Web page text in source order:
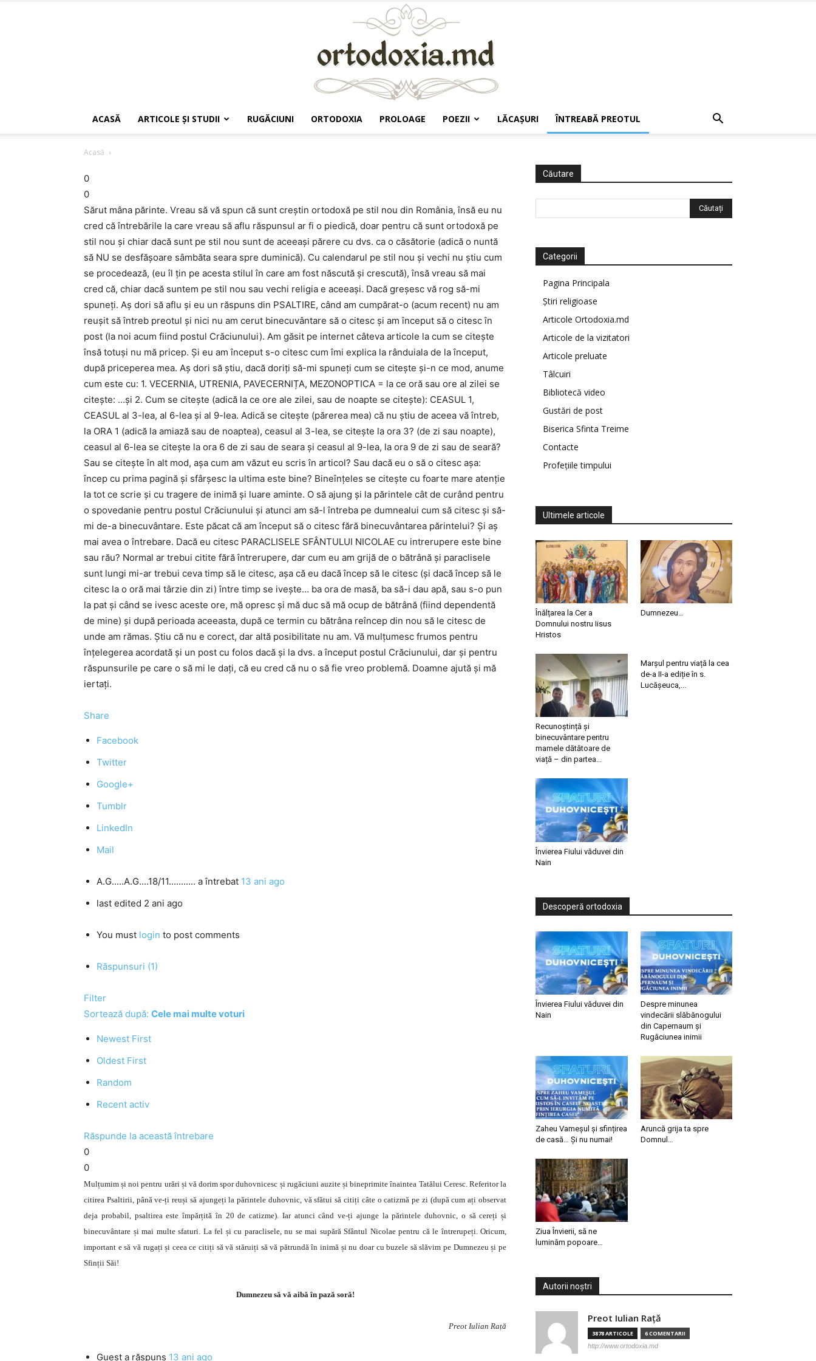
ACASĂ ARTICOLE ŞI STUDII RUGĂCIUNI ORTODOXIA PROLOAGE POEZII LĂCAŞURI ÎNTREABĂ PREOTUL
Acasă
0
0
Sărut mâna părinte. Vreau să vă spun că sunt creștin ortodoxă pe stil nou din România, însă eu nu
cred că întrebările la care vreau să aflu răspunsul ar fi o piedică, doar pentru că sunt ortodoxă pe
stil nou și chiar dacă sunt pe stil nou sunt de aceeași părere cu dvs. ca o căsătorie (adică o nuntă
să NU se desfășoare sâmbăta seara spre duminică). Cu calendarul pe stil nou și vechi nu știu cum
se procedează, (eu îl țin pe acesta stilul în care am fost născută și crescută), însă vreau să mai
cred că, chiar dacă suntem pe stil nou sau vechi religia e aceeași. Dacă greșesc vă rog să-mi
spuneți. Aș dori să aflu și eu un răspuns din PSALTIRE, când am cumpărat-o (acum recent) nu am
reușit să întreb preotul și nici nu am cerut binecuvântare să o citesc și am început să o citesc în
post (la noi acum fiind postul Crăciunului). Am găsit pe internet câteva articole la cum se citește
însă totuși nu mă pricep. Și eu am început s-o citesc cum îmi explica la rânduiala de la început,
după priceperea mea. Aș dori să știu, dacă doriți să-mi spuneți cum se citește și-n ce mod, anume
cum este cu: 1. VECERNIA, UTRENIA, PAVECERNIȚA, MEZONOPTICA = la ce oră sau ore al zilei se
citește: …și 2. Cum se citește (adică la ce ore ale zilei, sau de noapte se citește): CEASUL 1,
CEASUL al 3-lea, al 6-lea și al 9-lea. Adică se citește (părerea mea) că nu știu de aceea vă întreb,
la ORA 1 (adică la amiază sau de noaptea), ceasul al 3-lea, se citește la ora 3? (de zi sau noapte),
ceasul al 6-lea se citește la ora 6 de zi sau de seara și ceasul al 9-lea, la ora 9 de zi sau de seară?
Sau se citește în alt mod, așa cum am văzut eu scris în articol? Sau dacă eu o să o citesc așa:
încep cu prima pagină și sfârșesc la ultima este bine? Bineînțeles se citește cu foarte mare atenție
la tot ce scrie și cu tragere de inimă și luare aminte. O să ajung și la părintele cât de curând pentru
o spovedanie pentru postul Crăciunului și atunci am să-l întreba pe dumnealui cum să citesc și să-
mi de-a binecuvântare. Este păcat că am început să o citesc fără binecuvântarea părintelui? Și aș
mai avea o întrebare. Dacă eu citesc PARACLISELE SFÂNTULUI NICOLAE cu intrerupere este bine
sau rău? Normal ar trebui citite fără întrerupere, dar cum eu am grijă de o bătrână și paraclisele
sunt lungi mi-ar trebui ceva timp să le citesc, așa că eu dacă încep să le citesc (și dacă încep să le
citesc la o oră mai târzie din zi) între timp se ivește… ba ora de masă, ba să-i dau apă, sau s-o pun
la pat și când se ivesc aceste ore, mă opresc și mă duc să mă ocup de bătrână (fiind dependentă
de mine) și după perioada aceeasta, după ce termin cu bătrâna reîncep din nou să le citesc de
unde am rămas. Știu că nu e corect, dar altă posibilitate nu am. Vă mulțumesc frumos pentru
înțelegerea acordată și un post cu folos dacă și la dvs. a început postul Crăciunului, dar și pentru
răspunsurile pe care o să mi le dați, că eu cred că nu o să fie vreo problemă. Doamne ajută și mă
iertați.
Share
Facebook
Twitter
Google+
Tumblr
LinkedIn
Mail
A.G.....A.G....18/11........... a întrebat 13 ani ago
last edited 2 ani ago
You must login to post comments
Răspunsuri (1)
Filter
Sortează după: Cele mai multe voturi
Newest First
Oldest First
Random
Recent activ
Răspunde la această întrebare
0
0
Mulțumim și noi pentru urări și vă dorim spor duhovnicesc și rugăciuni auzite și bineprimite înaintea Tatălui Ceresc. Referitor la
citirea Psaltirii, până ve-ți reuși să ajungeți la părintele duhovnic, vă sfătui să citiți câte o catizmă pe zi (după cum ați observat
deja probabil, psaltirea este împărțită în 20 de catizme). Iar atunci când ve-ți ajunge la părintele duhovnic, o să cereți și
binecuvântare și mai multe sfaturi. La fel și cu paraclisele, nu se mai supără Sfântul Nicolae pentru că le întrerupeți. Oricum,
important e să vă rugați și ceea ce citiți să vă stăruiți să vă pătrundă în inimă și nu doar cu buzele să slăvim pe Dumnezeu și pe
Sfinții Săi!
Dumnezeu să vă aibă în pază soră!
Preot Iulian Rață
Guest a răspuns 13 ani ago
Căutare
Categorii
Pagina Principala
Știri religioase
Articole Ortodoxia.md
Articole de la vizitatori
Articole preluate
Tâlcuiri
Bibliotecă video
Gustări de post
Biserica Sfinta Treime
Contacte
Profețiile timpului
Ultimele articole
Înălțarea la Cer a
Domnului nostru Iisus
Hristos
Dumnezeu…
Recunoștință și
binecuvântare pentru
mamele dătătoare de
viață – din partea...
Marșul pentru viață la cea
de-a II-a ediție în s.
Lucășeuca,...
Învierea Fiului văduvei din
Nain
Descoperă ortodoxia
Învierea Fiului văduvei din
Nain
Despre minunea
vindecării slăbănogului
din Capernaum și
Rugăciunea inimii
Zaheu Vameșul și sfințirea
de casă… Și nu numai!
Aruncă grija ta spre
Domnul…
Ziua Învierii, să ne
luminăm popoare…
Autorii noștri
Preot Iulian Raţă
3878 ARTICOLE 6 COMENTARII
http://www.ortodoxia.md